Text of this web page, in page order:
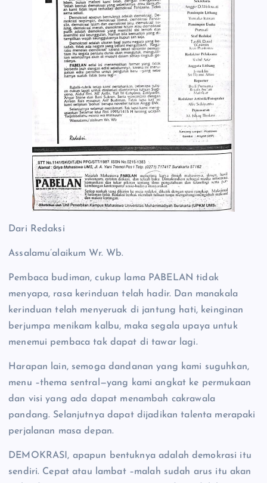
Dari Redaksi
Assalamu’alaikum Wr. Wb.
Pembaca budiman, cukup lama PABELAN tidak
menyapa, rasa kerinduan telah hadir. Dan manakala
kerinduan telah menyeruak di jantung hati, keinginan
berjumpa menikam kalbu, maka segala upaya untuk
menemui pembaca tak dapat di tawar lagi.
Harapan lain, semoga dandanan yang kami suguhkan,
menu –thema sentral—yang kami angkat ke permukaan
dan visi yang ada dapat menambah cakrawala
pandang. Selanjutnya dapat dijadikan talenta merapaki
perjalanan masa depan.
DEMOKRASI, apapun bentuknya adalah demokrasi itu
sendiri. Cepat atau lambat –malah sudah arus itu akan